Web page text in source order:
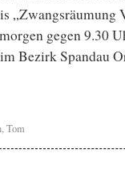
„Zwangsräumung
gegen 9.30
Bezirk Spandau
,Tom